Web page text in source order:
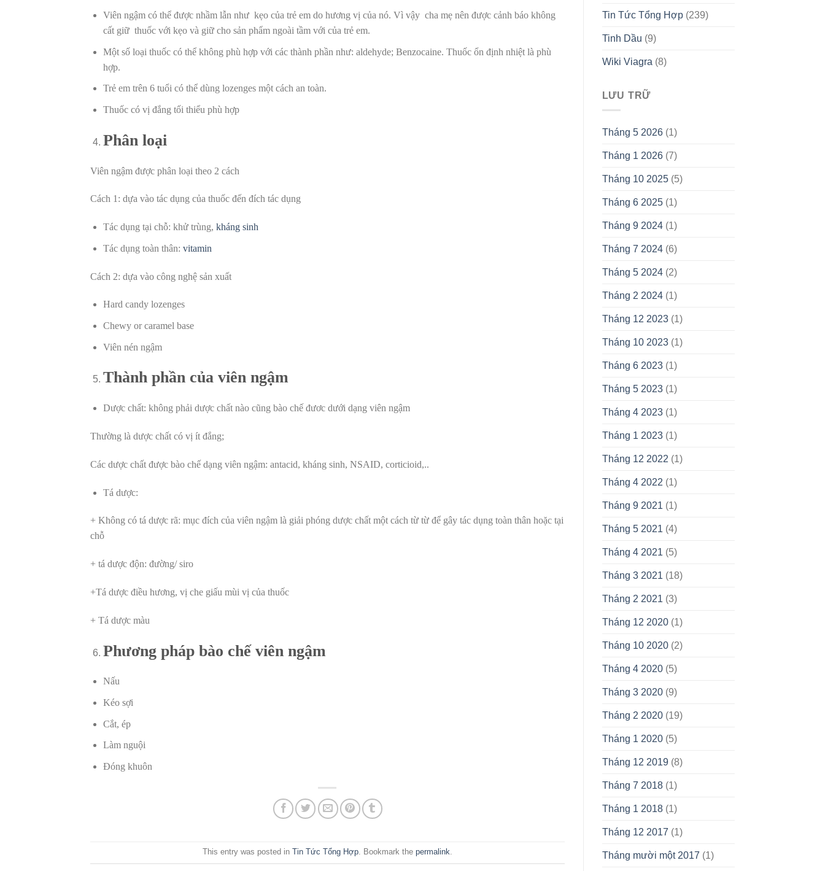
Viên ngậm có thể được nhầm lẫn như kẹo của trẻ em do hương vị của nó. Vì vậy cha mẹ nên được cảnh báo không
cất giữ thuốc với kẹo và giữ cho sản phẩm ngoài tầm với của trẻ em.
Một số loại thuốc có thể không phù hợp với các thành phần như: aldehyde; Benzocaine. Thuốc ổn định nhiệt là phù
hợp.
Trẻ em trên 6 tuổi có thể dùng lozenges một cách an toàn.
Thuốc có vị đắng tối thiểu phù hợp
Phân loại
Viên ngậm được phân loại theo 2 cách
Cách 1: dựa vào tác dụng của thuốc đến đích tác dụng
Tác dụng tại chỗ: khử trùng, kháng sinh
Tác dụng toàn thân: vitamin
Cách 2: dựa vào công nghệ sản xuất
Hard candy lozenges
Chewy or caramel base
Viên nén ngậm
Thành phần của viên ngậm
Dược chất: không phải dược chất nào cũng bào chế đươc dưới dạng viên ngậm
Thường là dược chất có vị ít đắng;
Các dược chất được bào chế dạng viên ngậm: antacid, kháng sinh, NSAID, corticioid,..
Tá dược:
+ Không có tá dược rã: mục đích của viên ngậm là giải phóng dược chất một cách từ từ để gây tác dụng toàn thân hoặc tại
chỗ
+ tá dược độn: đường/ siro
+Tá dược điều hương, vị che giấu mùi vị của thuốc
+ Tá dược màu
Phương pháp bào chế viên ngậm
Nấu
Kéo sợi
Cắt, ép
Làm nguội
Đóng khuôn
This entry was posted in Tin Tức Tổng Hợp. Bookmark the permalink.
Tin Tức Tổng Hợp(239)
Tinh Dầu (9)
Wiki Viagra (8)
LƯU TRỮ
Tháng 5 2026(1)
Tháng 1 2026(7)
Tháng 10 2025(5)
Tháng 6 2025(1)
Tháng 9 2024(1)
Tháng 7 2024(6)
Tháng 5 2024(2)
Tháng 2 2024(1)
Tháng 12 2023(1)
Tháng 10 2023(1)
Tháng 6 2023(1)
Tháng 5 2023(1)
Tháng 4 2023(1)
Tháng 1 2023(1)
Tháng 12 2022 (1)
Tháng 4 2022 (1)
Tháng 9 2021 (1)
Tháng 5 2021 (4)
Tháng 4 2021 (5)
Tháng 3 2021 (18)
Tháng 2 2021 (3)
Tháng 12 2020(1)
Tháng 10 2020(2)
Tháng 4 2020(5)
Tháng 3 2020(9)
Tháng 2 2020(19)
Tháng 1 2020(5)
Tháng 12 2019(8)
Tháng 7 2018(1)
Tháng 1 2018(1)
Tháng 12 2017 (1)
Tháng mười một 2017 (1)